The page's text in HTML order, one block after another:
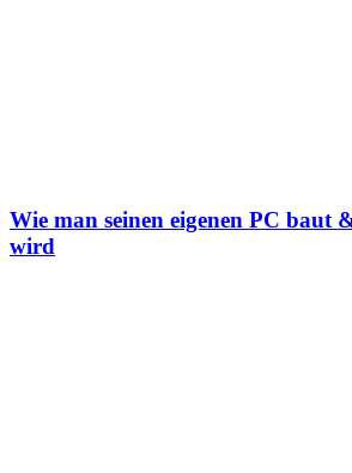
Wie man seinen eigenen PC baut
wird